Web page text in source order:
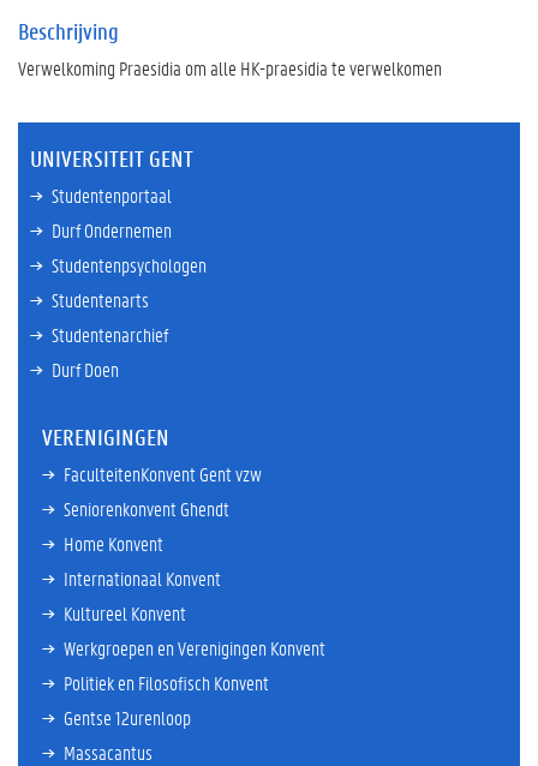
Beschrijving
Verwelkoming Praesidia om alle HK-praesidia te verwelkomen
UNIVERSITEIT GENT
Studentenportaal
Durf Ondernemen
Studentenpsychologen
Studentenarts
Studentenarchief
Durf Doen
VERENIGINGEN
FaculteitenKonvent Gent vzw
Seniorenkonvent Ghendt
Home Konvent
Internationaal Konvent
Kultureel Konvent
Werkgroepen en Verenigingen Konvent
Politiek en Filosofisch Konvent
Gentse 12urenloop
Massacantus